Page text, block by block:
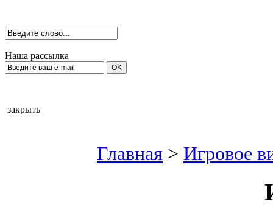
Наша рассылка
закрыть
Главная > Игровое